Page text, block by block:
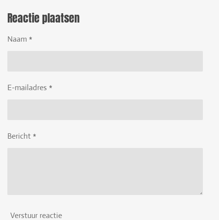
Reactie plaatsen
Naam *
E-mailadres *
Bericht *
Verstuur reactie